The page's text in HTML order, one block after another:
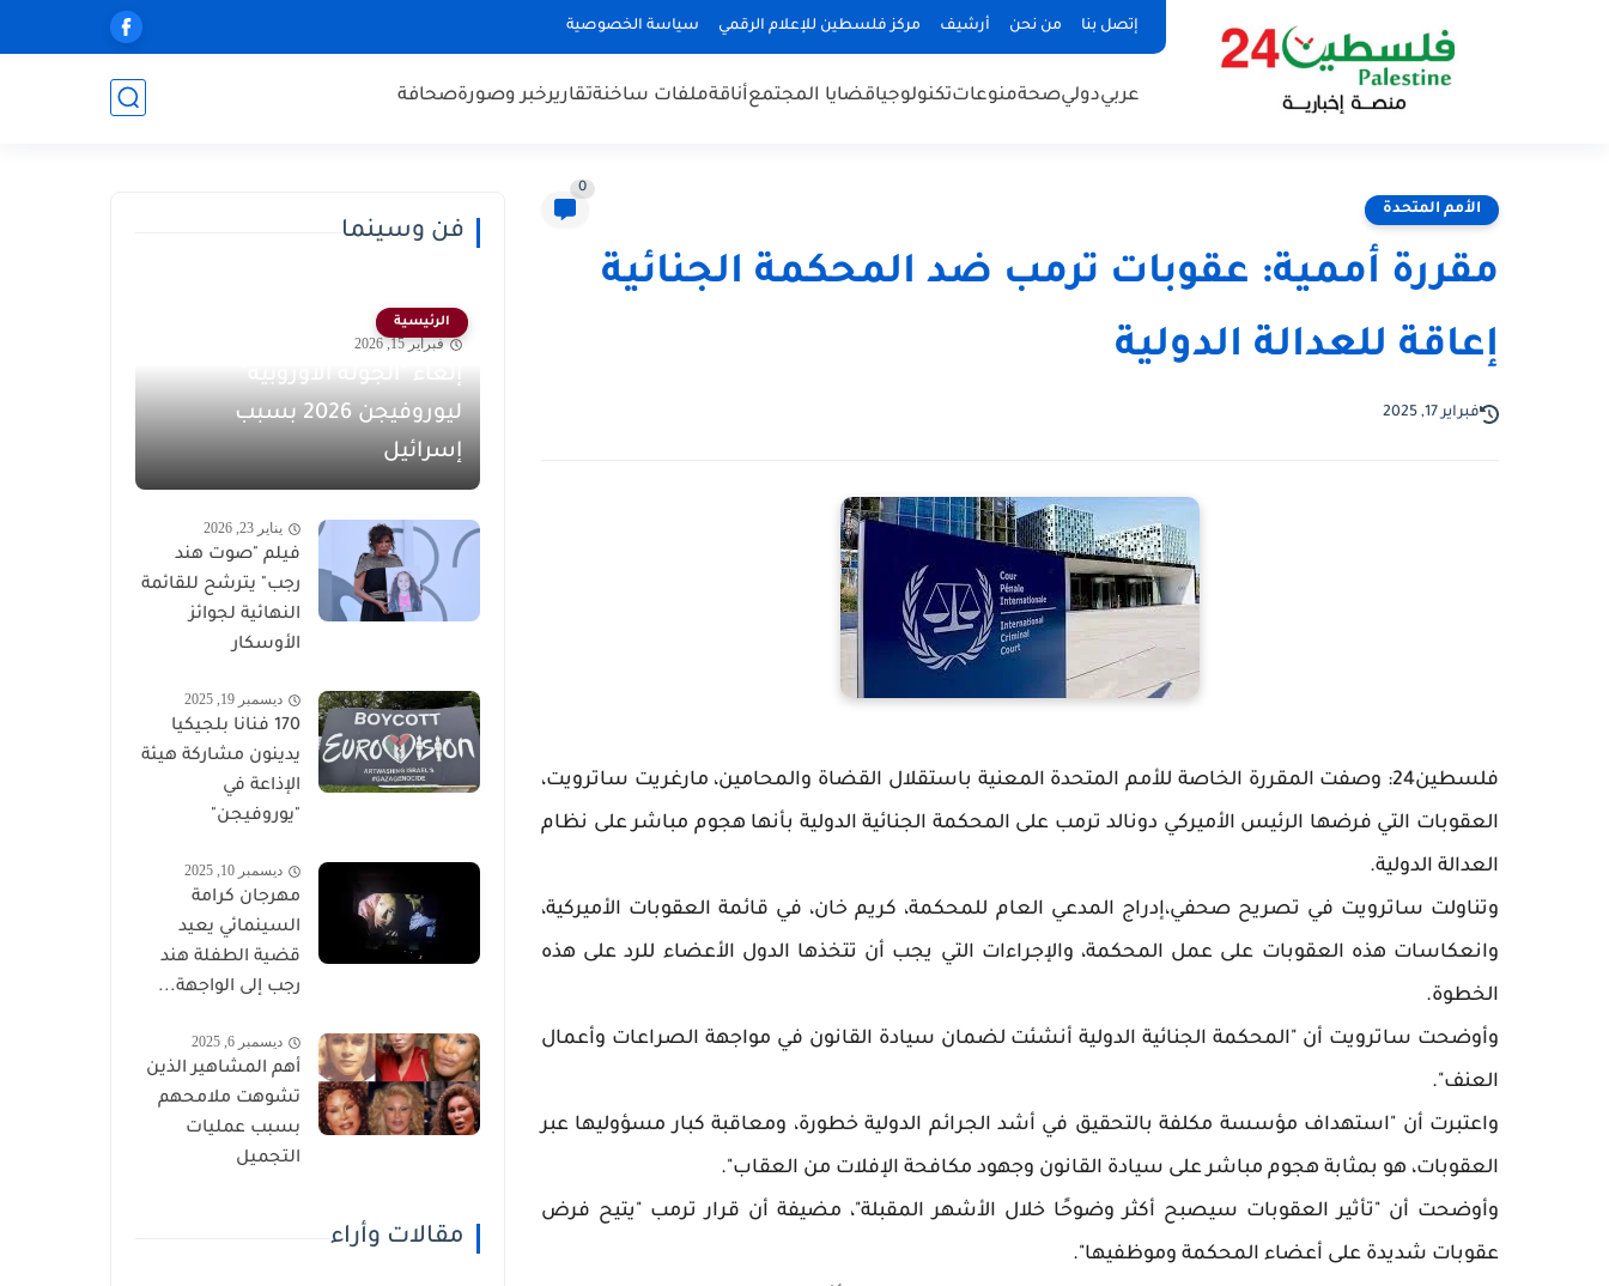
إتصل بنا من نحن أرشيف مركز فلسطين للإعلام الرقمي سياسة الخصوصية
عربيدوليصحةمنوعاتتكنولوجياقضايا المجتمعأناقةملفات ساخنةتقاريرخبر وصورةصحافة
الأمم المتحدة
0
مقررة أممية: عقوبات ترمب ضد المحكمة الجنائية
إعاقة للعدالة الدولية
فبراير 17, 2025
فلسطين24: وصفت المقررة الخاصة للأمم المتحدة المعنية باستقلال القضاة والمحامين، مارغريت ساترويت،
العقوبات التي فرضها الرئيس الأميركي دونالد ترمب على المحكمة الجنائية الدولية بأنها هجوم مباشر على نظام
العدالة الدولية.
وتناولت ساترويت في تصريح صحفي،إدراج المدعي العام للمحكمة، كريم خان، في قائمة العقوبات الأميركية،
وانعكاسات هذه العقوبات على عمل المحكمة، والإجراءات التي يجب أن تتخذها الدول الأعضاء للرد على هذه
الخطوة.
وأوضحت ساترويت أن "المحكمة الجنائية الدولية أنشئت لضمان سيادة القانون في مواجهة الصراعات وأعمال
العنف".
واعتبرت أن "استهداف مؤسسة مكلفة بالتحقيق في أشد الجرائم الدولية خطورة، ومعاقبة كبار مسؤوليها عبر
العقوبات، هو بمثابة هجوم مباشر على سيادة القانون وجهود مكافحة الإفلات من العقاب".
وأوضحت أن "تأثير العقوبات سيصبح أكثر وضوحًا خلال الأشهر المقبلة"، مضيفة أن قرار ترمب "يتيح فرض
عقوبات شديدة على أعضاء المحكمة وموظفيها".
فن وسينما
الرئيسية
فبراير 15, 2026
إلغاء "الجولة الأوروبية"
ليوروفيجن 2026 بسبب
إسرائيل
يناير 23, 2026
فيلم "صوت هند
رجب" يترشح للقائمة
النهائية لجوائز
الأوسكار
ديسمبر 19, 2025
170 فنانا بلجيكيا
يدينون مشاركة هيئة
الإذاعة في
"يوروفيجن"
ديسمبر 10, 2025
مهرجان كرامة
السينمائي يعيد
قضية الطفلة هند
رجب إلى الواجهة...
ديسمبر 6, 2025
أهم المشاهير الذين
تشوهت ملامحهم
بسبب عمليات
التجميل
مقالات وأراء